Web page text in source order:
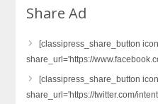
Share Ad
[classipress_share_button
share_url='https://
[classipress_share_button
share_url='https://twitter.com/